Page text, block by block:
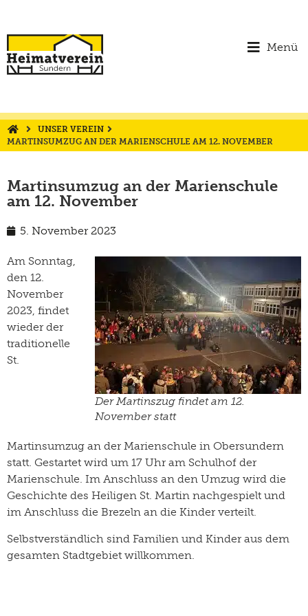
Menü
UNSER VEREIN
MARTINSUMZUG AN DER MARIENSCHULE AM 12. NOVEMBER
Martinsumzug an der Marienschule
am 12. November
5. November 2023
Der Martinszug findet am 12.
November statt
Am Sonntag,
den 12.
November
2023, findet
wieder der
traditionelle
St.
Martinsumzug an der Marienschule in Obersundern
statt. Gestartet wird um 17 Uhr am Schulhof der
Marienschule. Im Anschluss an den Umzug wird die
Geschichte des Heiligen St. Martin nachgespielt und
im Anschluss die Brezeln an die Kinder verteilt.
Selbstverständlich sind Familien und Kinder aus dem
gesamten Stadtgebiet willkommen.